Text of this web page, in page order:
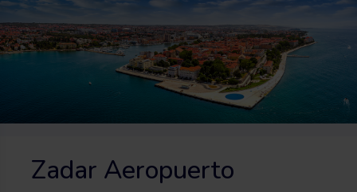
TRTürkçe
Zadar Aeropuerto